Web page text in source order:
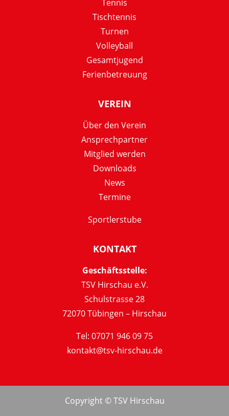
Tennis
Tischtennis
Turnen
Volleyball
Gesamtjugend
Ferienbetreuung
VEREIN
Über den Verein
Ansprechpartner
Mitglied werden
Downloads
News
Termine
Sportlerstube
KONTAKT
Geschäftsstelle:
TSV Hirschau e.V.
Schulstrasse 28
72070 Tübingen – Hirschau
Tel: 07071 946 09 75
kontakt@tsv-hirschau.de
Copyright © TSV Hirschau